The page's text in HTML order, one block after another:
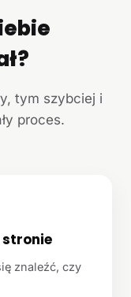
tym szybciej i
proces.
znaleźć, czy